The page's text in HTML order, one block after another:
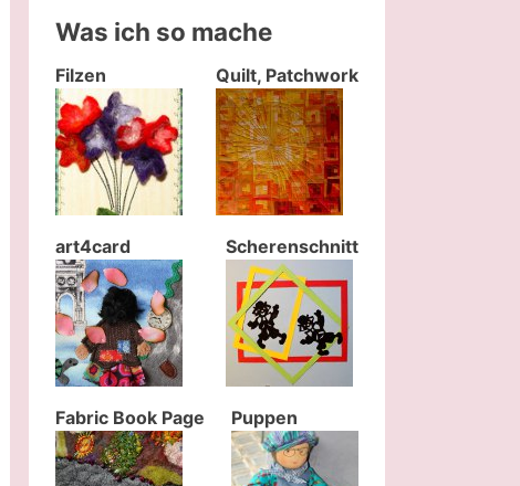
Was ich so mache
Filzen Quilt, Patchwork
art4card Scherenschnitt
Fabric Book Page Puppen